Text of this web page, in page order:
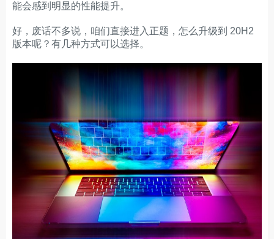
能会感到明显的性能提升。
好，废话不多说，咱们直接进入正题，怎么升级到 20H2
版本呢？有几种方式可以选择。